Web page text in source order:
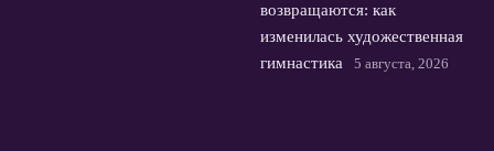
возвращаются: как
изменилась художественная
гимнастика
5 августа, 2026